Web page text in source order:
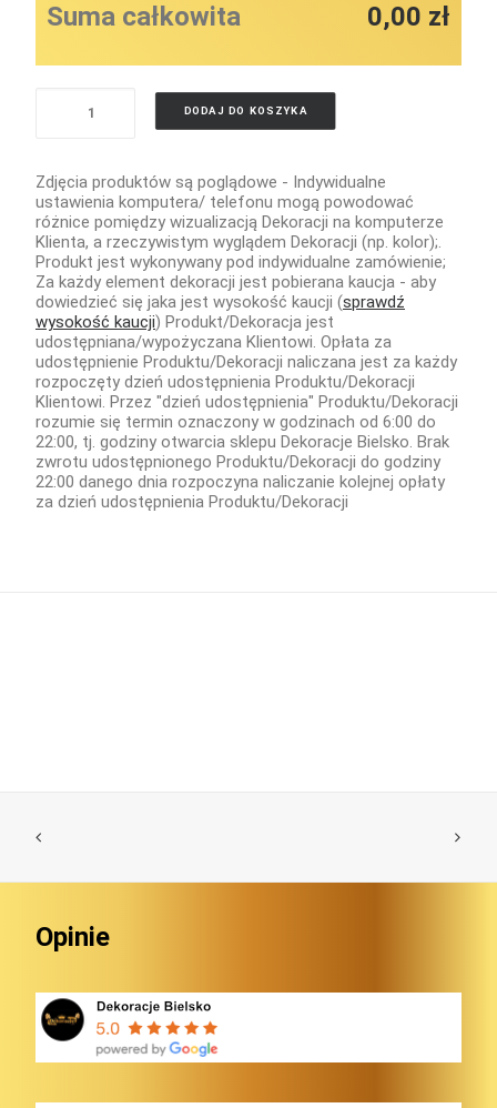
Suma całkowita 0,00 zł
DODAJ DO KOSZYKA
Zdjęcia produktów są poglądowe - Indywidualne
ustawienia komputera/ telefonu mogą powodować
różnice pomiędzy wizualizacją Dekoracji na komputerze
Klienta, a rzeczywistym wyglądem Dekoracji (np. kolor);.
Produkt jest wykonywany pod indywidualne zamówienie;
Za każdy element dekoracji jest pobierana kaucja - aby
dowiedzieć się jaka jest wysokość kaucji (sprawdź
wysokość kaucji) Produkt/Dekoracja jest
udostępniana/wypożyczana Klientowi. Opłata za
udostępnienie Produktu/Dekoracji naliczana jest za każdy
rozpoczęty dzień udostępnienia Produktu/Dekoracji
Klientowi. Przez "dzień udostępnienia" Produktu/Dekoracji
rozumie się termin oznaczony w godzinach od 6:00 do
22:00, tj. godziny otwarcia sklepu Dekoracje Bielsko. Brak
zwrotu udostępnionego Produktu/Dekoracji do godziny
22:00 danego dnia rozpoczyna naliczanie kolejnej opłaty
za dzień udostępnienia Produktu/Dekoracji
Opinie